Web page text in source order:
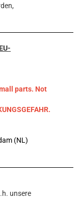
parts. Not
(NL)
unsere